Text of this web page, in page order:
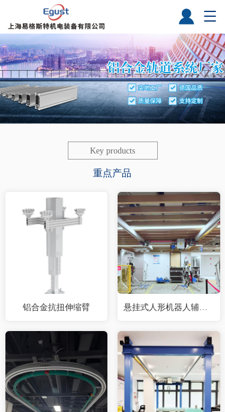
T
g
g
l
e
n
a
v
i
n
重点产品
Key products
铝合金抗扭伸缩臂 悬挂式人形机器人辅助电动桁架